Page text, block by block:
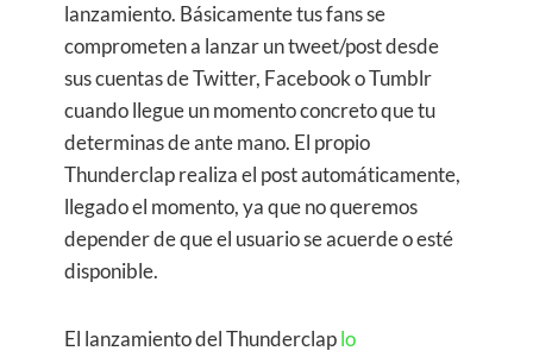
lanzamiento. Básicamente tus fans se
comprometen a lanzar un tweet/post desde
sus cuentas de Twitter, Facebook o Tumblr
cuando llegue un momento concreto que tu
determinas de ante mano. El propio
Thunderclap realiza el post automáticamente,
llegado el momento, ya que no queremos
depender de que el usuario se acuerde o esté
disponible.
El lanzamiento del Thunderclaplo